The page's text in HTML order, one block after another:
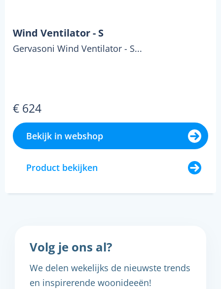
Wind Ventilator - S
Gervasoni Wind Ventilator - S...
€ 624
Bekijk in webshop
Product bekijken
Volg je ons al?
We delen wekelijks de nieuwste trends
en inspirerende woonideeën!